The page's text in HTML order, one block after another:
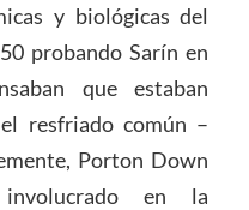
y biológicas del
probando Sarín en
que estaban
resfriado común –
Porton Down
involucrado en la